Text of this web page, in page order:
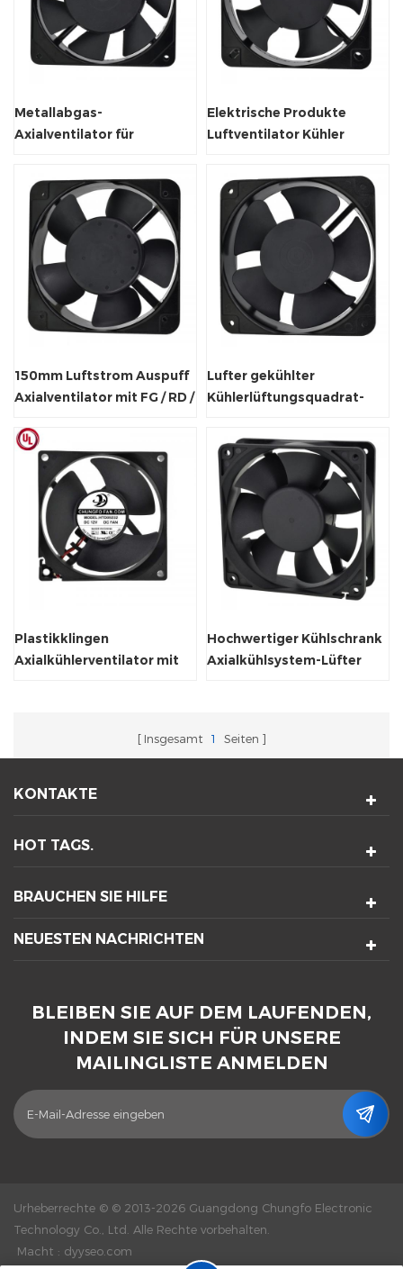
Metallabgas-
Axialventilator für
Elektrische Produkte
Luftventilator Kühler
150mm Luftstrom Auspuff
Axialventilator mit FG / RD /
Lufter gekühlter
Kühlerlüftungsquadrat-
Plastikklingen
Axialkühlerventilator mit
Hochwertiger Kühlschrank
Axialkühlsystem-Lüfter
Insgesamt 1 Seiten
KONTAKTE
HOT TAGS.
BRAUCHEN SIE HILFE
NEUESTEN NACHRICHTEN
BLEIBEN SIE AUF DEM LAUFENDEN,
INDEM SIE SICH FÜR UNSERE
MAILINGLISTE ANMELDEN
Urheberrechte © © 2013-2026 Guangdong Chungfo Electronic
Technology Co., Ltd. Alle Rechte vorbehalten.
Macht : dyyseo.com